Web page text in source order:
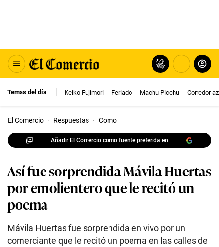
Temas del día Keiko Fujimori Feriado Machu Picchu Corredor
El Comercio · Respuestas · Como
Añadir El Comercio como fuente preferida en
Así fue sorprendida Mávila Huertas
por emolientero que le recitó un
poema
Mávila Huertas fue sorprendida en vivo por un
comerciante que le recitó un poema en las calles de